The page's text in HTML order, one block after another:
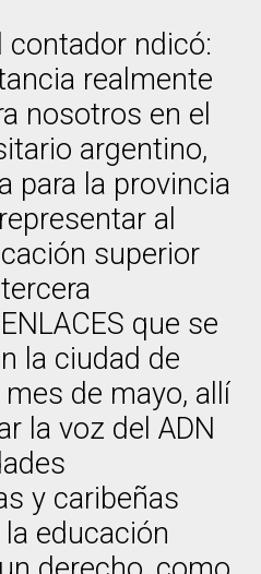
contador ndicó:
realmente
nosotros en el
argentino,
para la provincia
al
superior
que se
la ciudad de
de mayo, allí
la voz del ADN
y caribeñas
educación